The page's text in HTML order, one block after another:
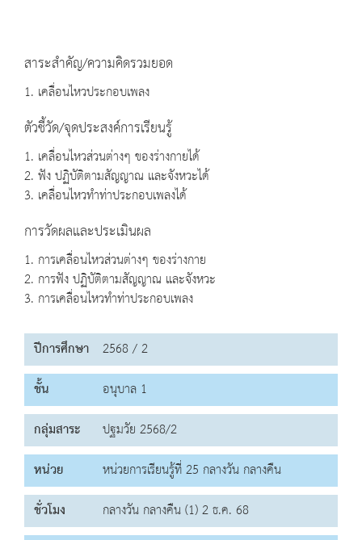
สาระสำคัญ/ความคิดรวมยอด
1. เคลื่อนไหวประกอบเพลง
ตัวชี้วัด/จุดประสงค์การเรียนรู้
1. เคลื่อนไหวส่วนต่างๆ ของร่างกายได้
2. ฟัง ปฏิบัติตามสัญญาณ และจังหวะได้
3. เคลื่อนไหวทำท่าประกอบเพลงได้
การวัดผลและประเมินผล
1. การเคลื่อนไหวส่วนต่างๆ ของร่างกาย
2. การฟัง ปฏิบัติตามสัญญาณ และจังหวะ
3. การเคลื่อนไหวทำท่าประกอบเพลง
ปีการศึกษา 2568 / 2
ชั้น
อนุบาล 1
กลุ่มสาระ
ปฐมวัย 2568/2
หน่วย
หน่วยการเรียนรู้ที่ 25 กลางวัน กลางคืน
ชั่วโมง
กลางวัน กลางคืน (1) 2 ธ.ค. 68